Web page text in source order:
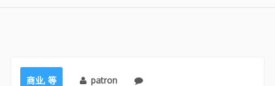
商业, 等 patron